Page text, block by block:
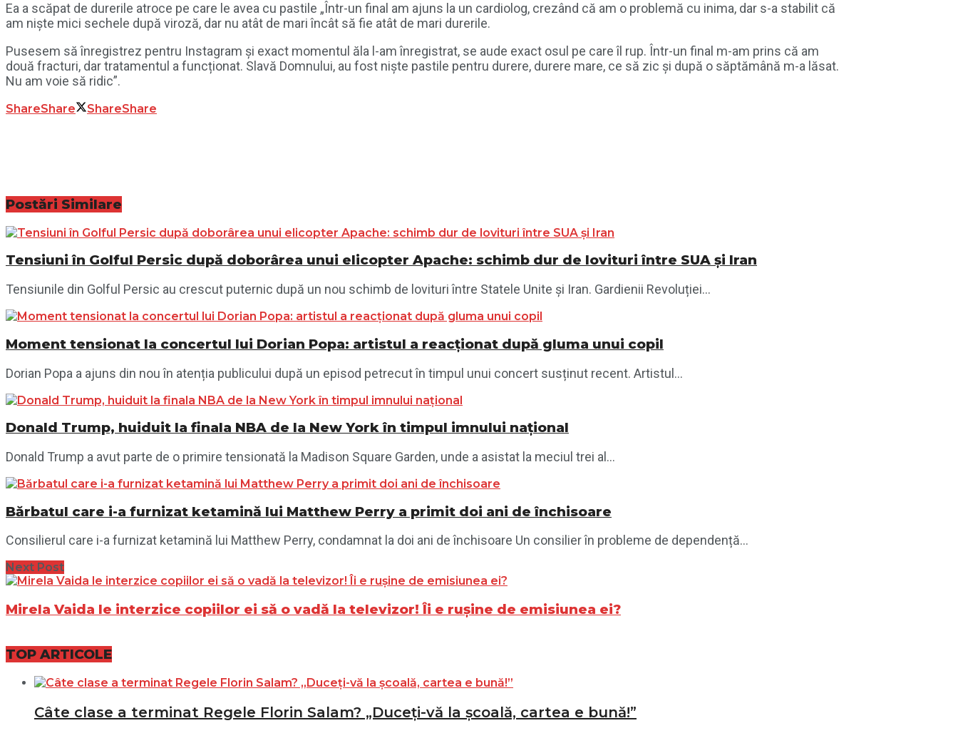
Ea a scăpat de durerile atroce pe care le avea cu pastile „Într-un final am ajuns la un cardiolog, crezând că am o problemă cu inima, dar s-a stabilit că
am niște mici sechele după viroză, dar nu atât de mari încât să fie atât de mari durerile.
Pusesem să înregistrez pentru Instagram și exact momentul ăla l-am înregistrat, se aude exact osul pe care îl rup. Într-un final m-am prins că am
două fracturi, dar tratamentul a funcționat. Slavă Domnului, au fost niște pastile pentru durere, durere mare, ce să zic și după o săptămână m-a lăsat.
Nu am voie să ridic”.
ShareShare ShareShare
Postări Similare
Tensiuni în Golful Persic după doborârea unui elicopter Apache: schimb dur de lovituri între SUA și Iran
Tensiunile din Golful Persic au crescut puternic după un nou schimb de lovituri între Statele Unite și Iran. Gardienii Revoluției...
Moment tensionat la concertul lui Dorian Popa: artistul a reacționat după gluma unui copil
Dorian Popa a ajuns din nou în atenția publicului după un episod petrecut în timpul unui concert susținut recent. Artistul...
Donald Trump, huiduit la finala NBA de la New York în timpul imnului național
Donald Trump a avut parte de o primire tensionată la Madison Square Garden, unde a asistat la meciul trei al...
Bărbatul care i-a furnizat ketamină lui Matthew Perry a primit doi ani de închisoare
Consilierul care i-a furnizat ketamină lui Matthew Perry, condamnat la doi ani de închisoare Un consilier în probleme de dependență...
Next Post
Mirela Vaida le interzice copiilor ei să o vadă la televizor! Îi e rușine de emisiunea ei?
TOP ARTICOLE
Câte clase a terminat Regele Florin Salam? „Duceți-vă la școală, cartea e bună!”